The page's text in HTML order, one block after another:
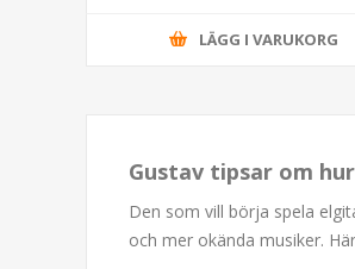
LÄGG I VARUKORG
Gustav tipsar om
Den som vill börja spela
och mer okända musiker.